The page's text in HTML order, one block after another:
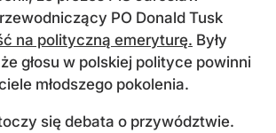
PO Donald Tusk
na polityczną emeryturę. Były
głosu w polskiej polityce powinni
młodszego pokolenia.
się debata o przywództwie.